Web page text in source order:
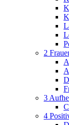
2
3
4